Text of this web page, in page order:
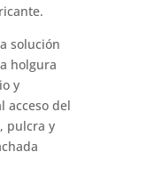
solución
holgura
y
acceso del
pulcra y